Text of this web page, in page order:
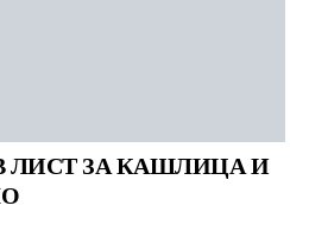
ЛИСТ ЗА КАШЛИЦА И